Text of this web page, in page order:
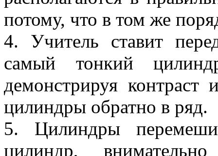
потому, что в том же
4. Учитель ставит
самый тонкий
демонстрируя контраст
цилиндры обратно в ряд.
5. Цилиндры
цилиндр,